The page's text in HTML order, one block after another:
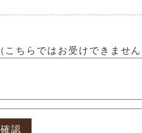
こちらではお受けできませ
確認